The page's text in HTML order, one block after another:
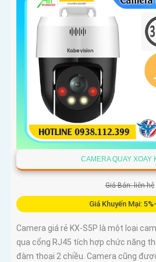
CAMERA QUAY XOAY
Giá Bán: liên hệ
Giá Khuyến Mại:
Camera giá rẻ KX-S5P là một loại
qua cổng RJ45 tích hợp chức năng
đàm thoại 2 chiều. Camera cũng